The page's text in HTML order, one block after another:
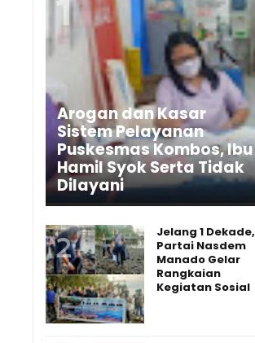
Arogan dan Kasar
Sistem Pelayanan
Puskesmas Kombos, Ibu
Hamil Syok Serta Tidak
Dilayani
Jelang 1 Dekade,
Partai Nasdem
Manado Gelar
Rangkaian
Kegiatan Sosial